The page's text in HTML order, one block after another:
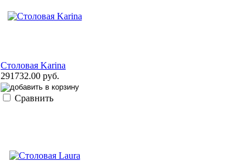
Столовая Karina
291732.00 руб.
Сравнить